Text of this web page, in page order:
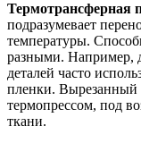
Термотрансферная
подразумевает
температуры.
разными. Например,
деталей часто
пленки. Вырезанный
термопрессом, под
ткани.